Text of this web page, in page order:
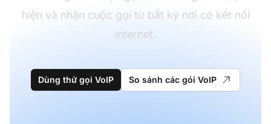
hiện và nhận cuộc gọi từ bất kỳ nơi có kết nối
internet.
Dùng thử gọi VoIP So sánh các gói VoIP